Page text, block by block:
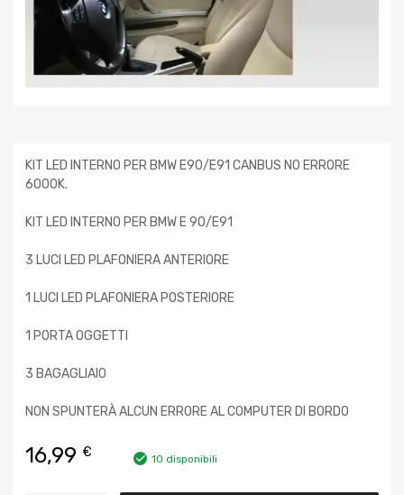
KIT LED INTERNO PER BMW E90/E91 CANBUS NO ERRORE
6000K.
KIT LED INTERNO PER BMW E 90/E91
3 LUCI LED PLAFONIERA ANTERIORE
1 LUCI LED PLAFONIERA POSTERIORE
1 PORTA OGGETTI
3 BAGAGLIAIO
NON SPUNTERÀ ALCUN ERRORE AL COMPUTER DI BORDO
16,99 € 10 disponibili